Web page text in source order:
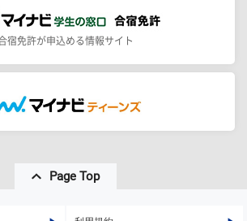
宿免許が申込める情報サイト
Page Top